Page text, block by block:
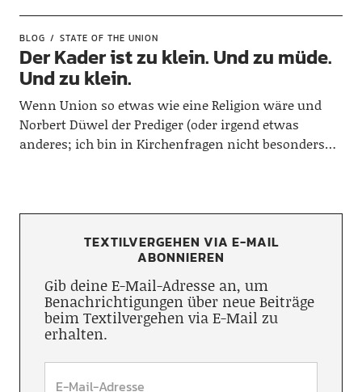
BLOG STATE OF THE UNION
Der Kader ist zu klein. Und zu müde.
Und zu klein.
Wenn Union so etwas wie eine Religion wäre und
Norbert Düwel der Prediger (oder irgend etwas
anderes; ich bin in Kirchenfragen nicht besonders…
TEXTILVERGEHEN VIA E-MAIL
ABONNIEREN
Gib deine E-Mail-Adresse an, um
Benachrichtigungen über neue Beiträge
beim Textilvergehen via E-Mail zu
erhalten.